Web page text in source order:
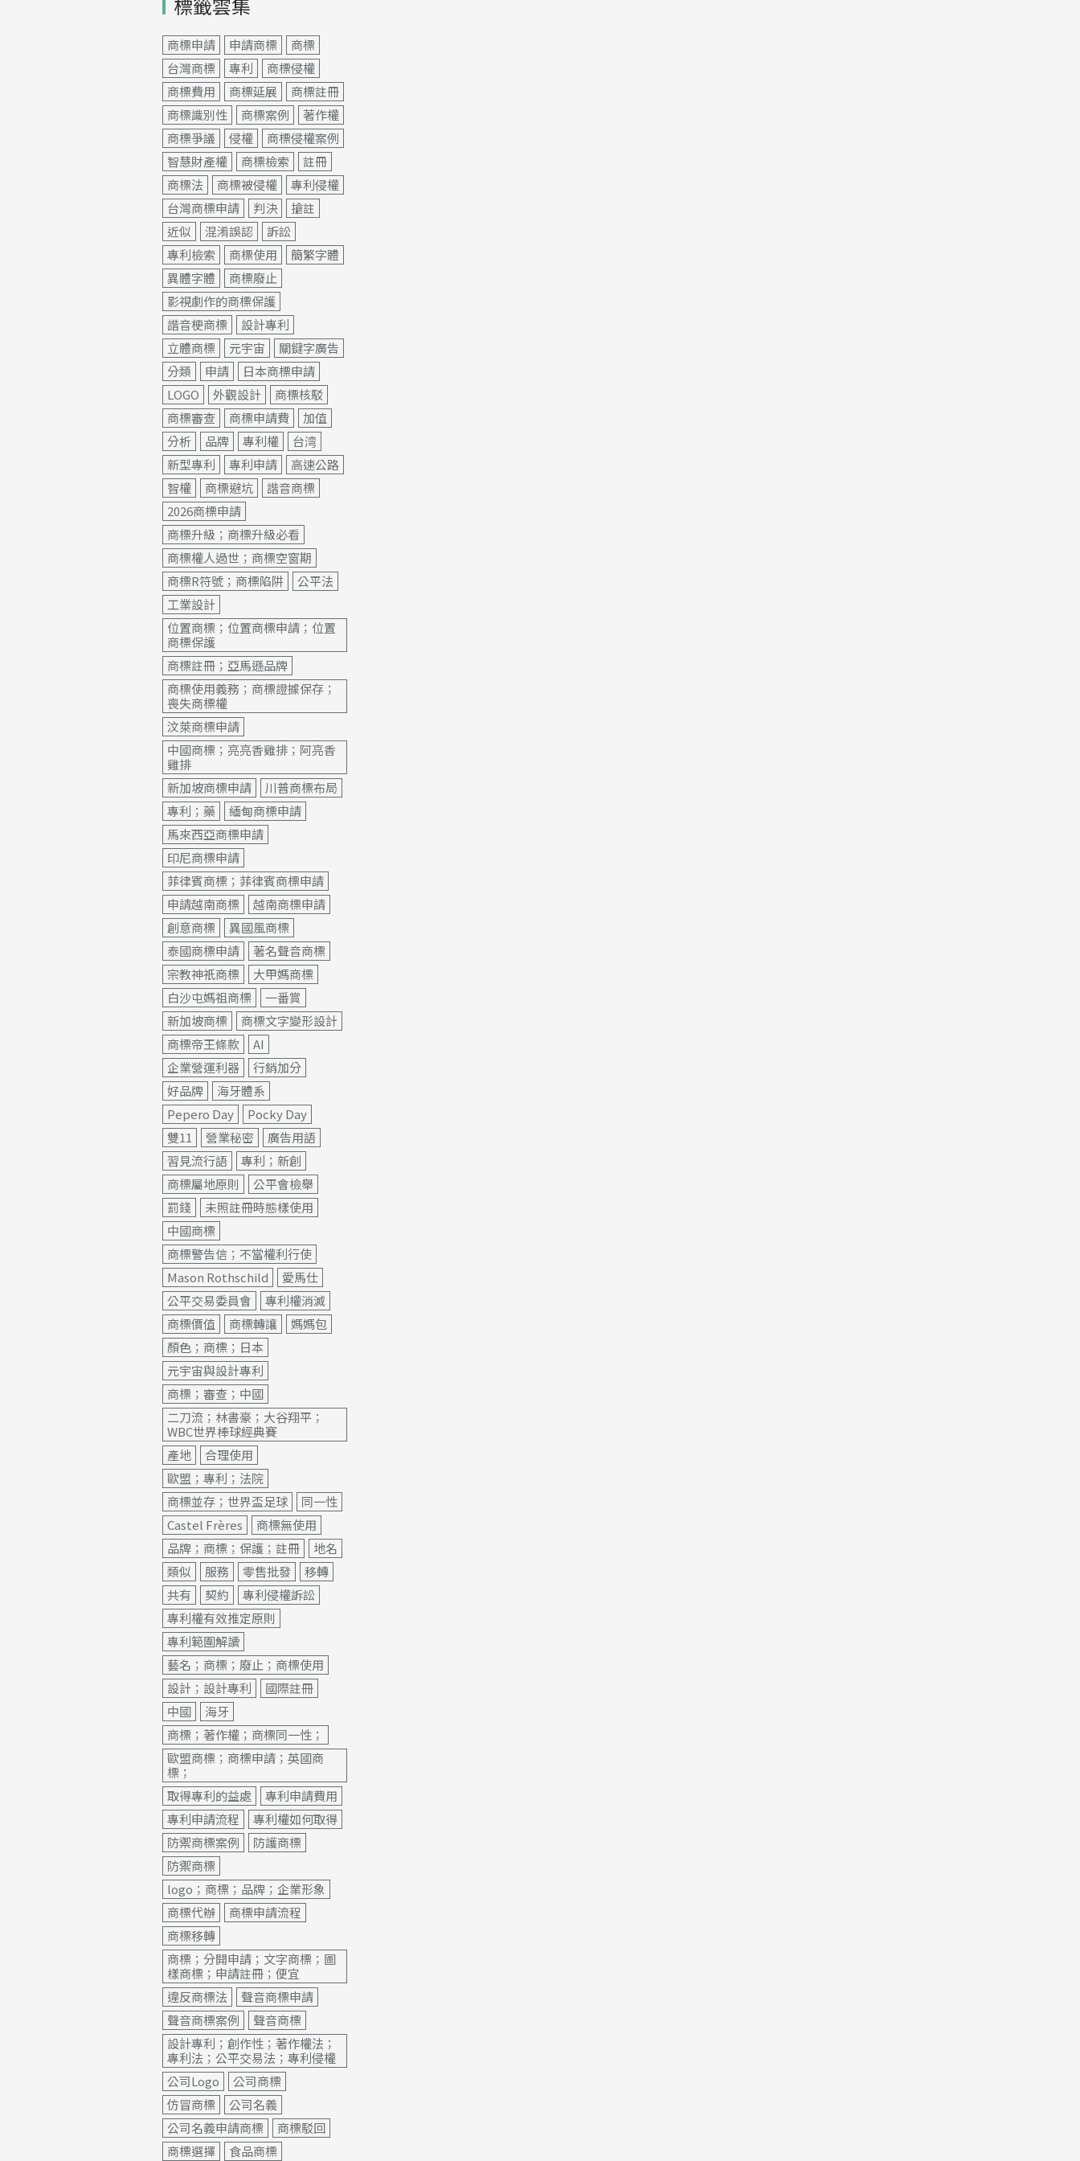
商標申請 申請商標
商標
台灣商標
專利
商標侵權
商標費用
商標延展
商標註冊
商標識別性
商標案例
著作權
商標爭議
侵權
商標侵權案例
智慧財產權
商標檢索
註冊
商標法
商標被侵權
專利侵權
台灣商標申請
判決
搶註
近似
混淆誤認
訴訟
專利檢索
商標使用
簡繁字體
異體字體
商標廢止
影視劇作的商標保護
諧音梗商標
設計專利
立體商標
元宇宙
關鍵字廣告
分類
申請
日本商標申請
LOGO
外觀設計
商標核駁
商標審查
商標申請費
加值
分析
品牌 專利權
台湾
新型專利
專利申請
高速公路
智權
商標避坑
諧音商標
2026商標申請
商標升級；商標升級必看
商標權人過世；商標空窗期
商標R符號；商標陷阱
公平法
工業設計
位置商標；位置商標申請；位置
商標保護
商標註冊；亞馬遜品牌
商標使用義務；商標證據保存；
喪失商標權
汶萊商標申請
中國商標；亮亮香雞排；阿亮香
雞排
新加坡商標申請
川普商標布局
專利；藥
緬甸商標申請
馬來西亞商標申請
印尼商標申請
菲律賓商標；菲律賓商標申請
申請越南商標
越南商標申請
創意商標
異國風商標
泰國商標申請
著名聲音商標
宗教神祇商標
大甲媽商標
白沙屯媽祖商標
一番賞
新加坡商標
商標文字變形設計
商標帝王條款
AI
企業營運利器
行銷加分
好品牌
海牙體系
Pepero Day
Pocky Day
雙11
營業秘密
廣告用語
習見流行語
專利；新創
商標屬地原則
公平會檢舉
罰錢
未照註冊時態樣使用
中國商標
商標警告信；不當權利行使
Mason Rothschild
愛馬仕
公平交易委員會
專利權消滅
商標價值
商標轉讓
媽媽包
顏色；商標；日本
元宇宙與設計專利
商標；審查；中國
二刀流；林書豪；大谷翔平；
WBC世界棒球經典賽
產地
合理使用
歐盟；專利；法院
商標並存；世界盃足球
同一性
Castel Frères
商標無使用
品牌；商標；保護；註冊
地名
類似
服務 零售批發
移轉
共有
契約
專利侵權訴訟
專利權有效推定原則
專利範圍解讀
藝名；商標；廢止；商標使用
設計；設計專利
國際註冊
中國
海牙
商標；著作權；商標同一性；
歐盟商標；商標申請；英國商
標；
取得專利的益處
專利申請費用
專利申請流程
專利權如何取得
防禦商標案例
防護商標
防禦商標
logo；商標；品牌；企業形象
商標代辦
商標申請流程
商標移轉
商標；分開申請；文字商標；圖
樣商標；申請註冊；便宜
違反商標法
聲音商標申請
聲音商標案例
聲音商標
設計專利；創作性；著作權法；
專利法；公平交易法；專利侵權
公司Logo
公司商標
仿冒商標
公司名義
公司名義申請商標
商標駁回
商標選擇
食品商標